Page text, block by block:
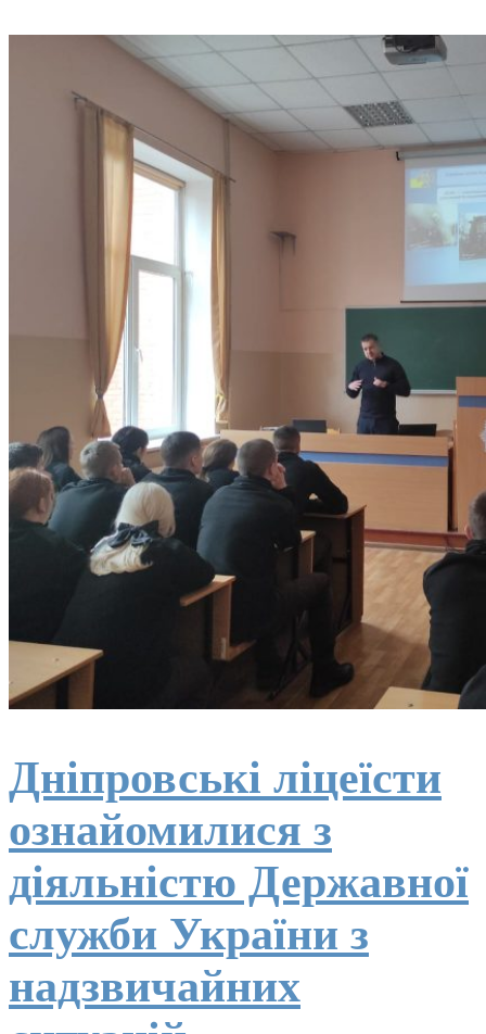
Дніпровські ліцеїсти
ознайомилися з
діяльністю Державної
служби України з
надзвичайних